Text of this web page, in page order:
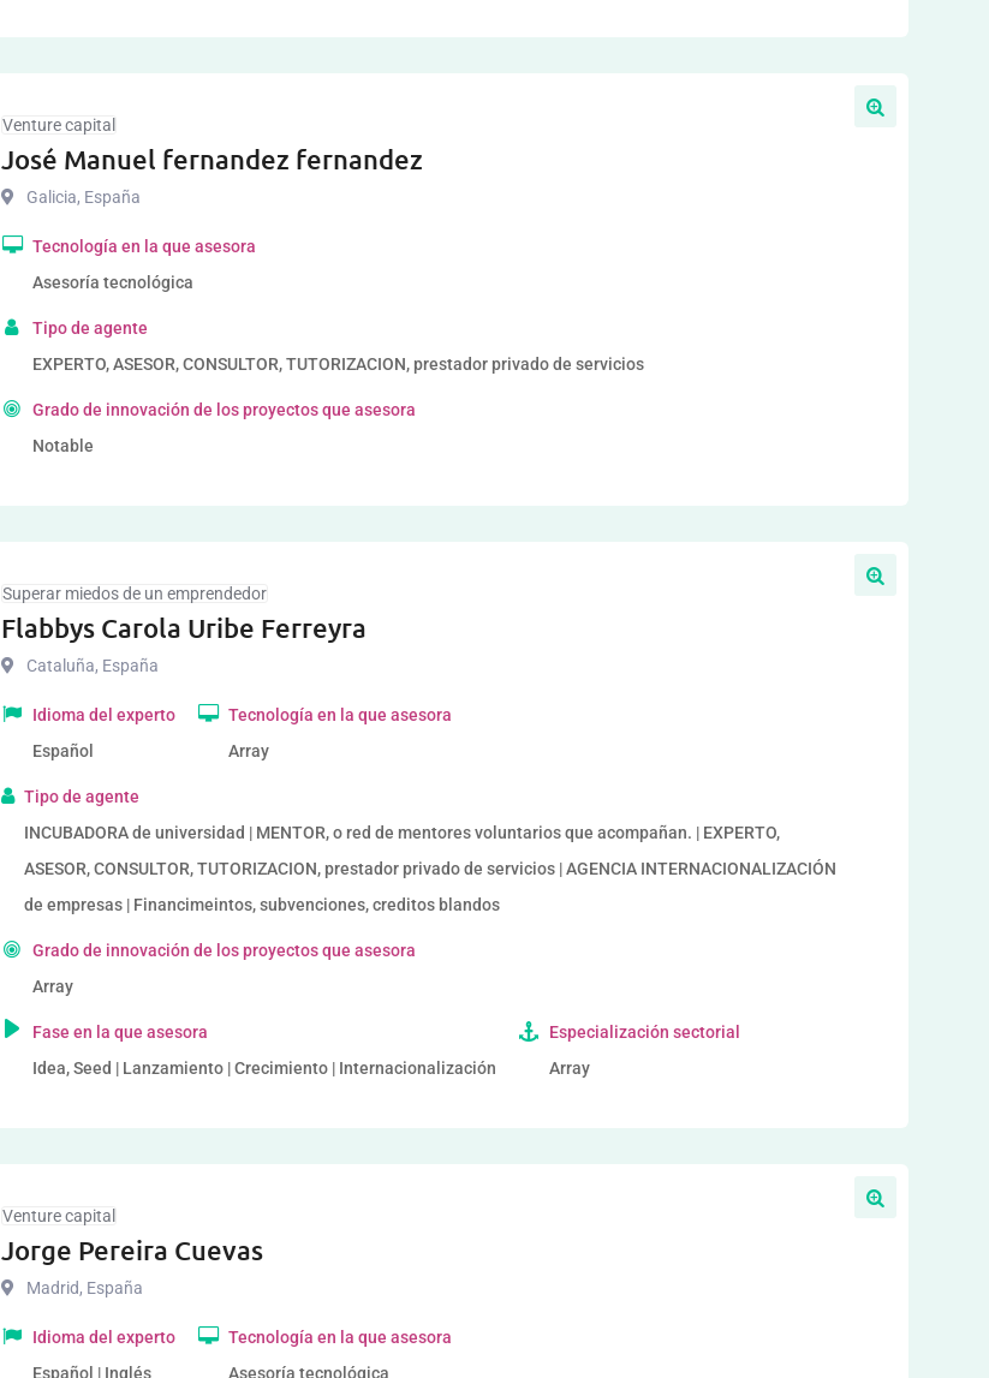
Venture capital
José Manuel fernandez fernandez
Galicia, España
Tecnología en la que asesora
Asesoría tecnológica
Tipo de agente
EXPERTO, ASESOR, CONSULTOR, TUTORIZACION, prestador privado de servicios
Grado de innovación de los proyectos que asesora
Notable
Superar miedos de un emprendedor
Flabbys Carola Uribe Ferreyra
Cataluña, España
Idioma del experto
Español
Tecnología en la que asesora
Array
Tipo de agente
INCUBADORA de universidad | MENTOR, o red de mentores voluntarios que acompañan. | EXPERTO,
ASESOR, CONSULTOR, TUTORIZACION, prestador privado de servicios | AGENCIA INTERNACIONALIZACIÓN
de empresas | Financimeintos, subvenciones, creditos blandos
Grado de innovación de los proyectos que asesora
Array
Fase en la que asesora
Idea, Seed | Lanzamiento | Crecimiento | Internacionalización
Especialización sectorial
Array
Venture capital
Jorge Pereira Cuevas
Madrid, España
Idioma del experto
Español | Inglés
Tecnología en la que asesora
Asesoría tecnológica